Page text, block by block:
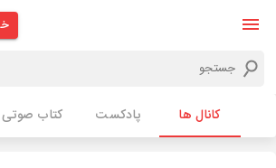
کانال ها پادکست کتاب صوتی